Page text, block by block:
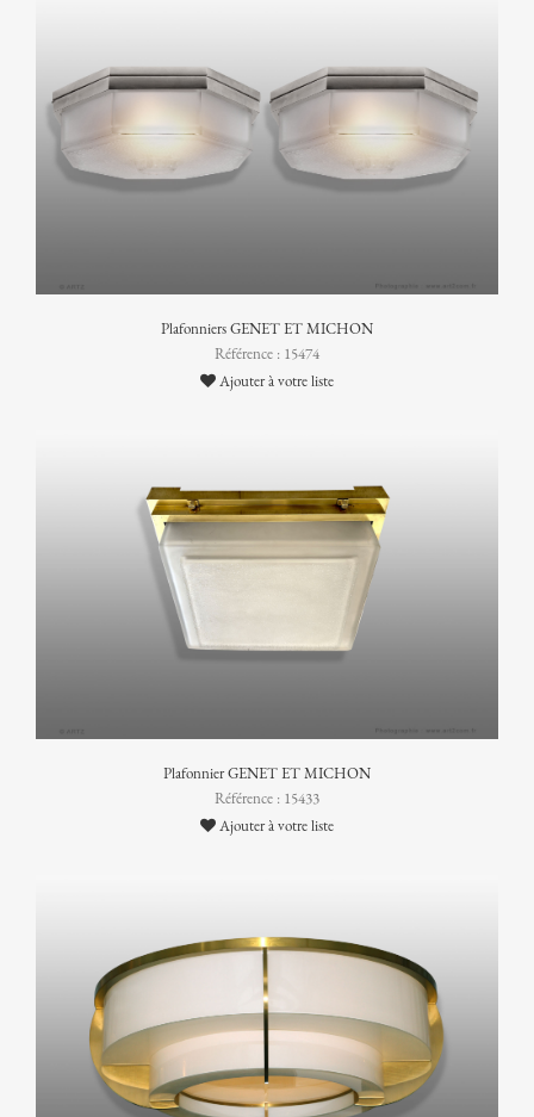
Plafonniers GENET ET MICHON
Référence : 15474
Ajouter à votre liste
Plafonnier GENET ET MICHON
Référence : 15433
Ajouter à votre liste